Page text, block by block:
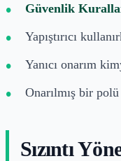
Güvenlik
Yapıştırıcı
Yanıcı onarım
Onarılmış bir
Sızıntı